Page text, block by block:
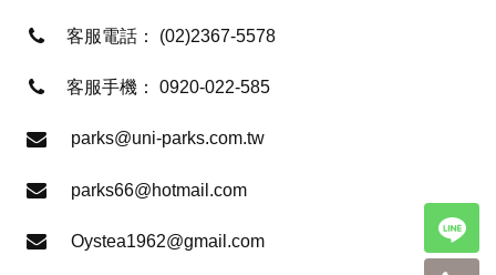
客服電話： (02)2367-5578
客服手機： 0920-022-585
parks@uni-parks.com.tw
parks66@hotmail.com
Oystea1962@gmail.com